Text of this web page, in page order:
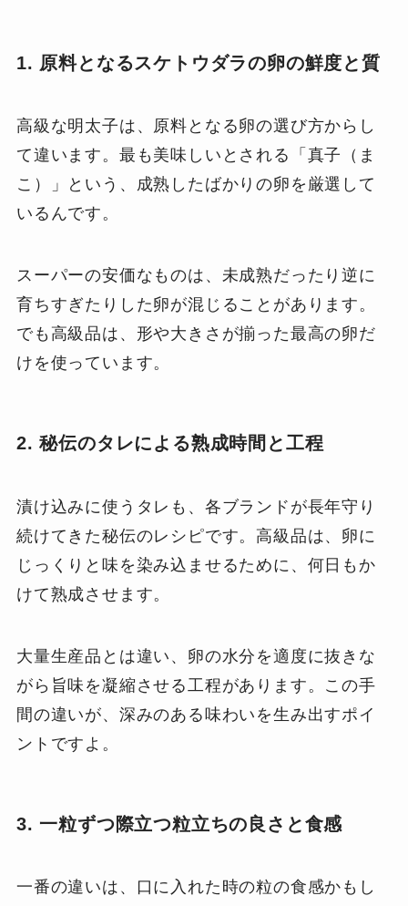
1. 原料となるスケトウダラの卵の鮮度と質
高級な明太子は、原料となる卵の選び方からし
て違います。最も美味しいとされる「真子（ま
こ）」という、成熟したばかりの卵を厳選して
いるんです。
スーパーの安価なものは、未成熟だったり逆に
育ちすぎたりした卵が混じることがあります。
でも高級品は、形や大きさが揃った最高の卵だ
けを使っています。
2. 秘伝のタレによる熟成時間と工程
漬け込みに使うタレも、各ブランドが長年守り
続けてきた秘伝のレシピです。高級品は、卵に
じっくりと味を染み込ませるために、何日もか
けて熟成させます。
大量生産品とは違い、卵の水分を適度に抜きな
がら旨味を凝縮させる工程があります。この手
間の違いが、深みのある味わいを生み出すポイ
ントですよ。
3. 一粒ずつ際立つ粒立ちの良さと食感
一番の違いは、口に入れた時の粒の食感かもし